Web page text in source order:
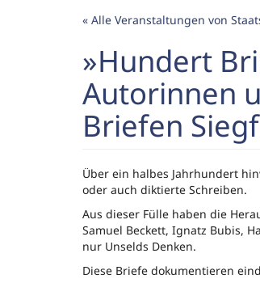
« Alle Veranstaltungen von
»Hundert
Autorinnen
Briefen
Über ein halbes Jahrhundert
oder auch diktierte Schreiben.
Aus dieser Fülle haben die
Samuel Beckett, Ignatz Bubis,
nur Unselds Denken.
Diese Briefe dokumentieren